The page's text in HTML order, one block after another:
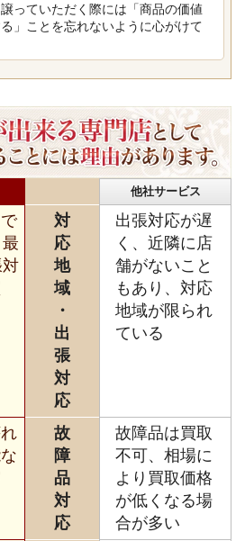
っていただく際には「商品の価値
」ことを忘れないように心がけて
他社サービス
対
応
地
域
・
出
張
対
応
出張対応が遅
く、近隣に店
舗がないこと
もあり、対応
地域が限られ
ている
故
障
品
対
応
故障品は買取
不可、相場に
より買取価格
が低くなる場
合が多い